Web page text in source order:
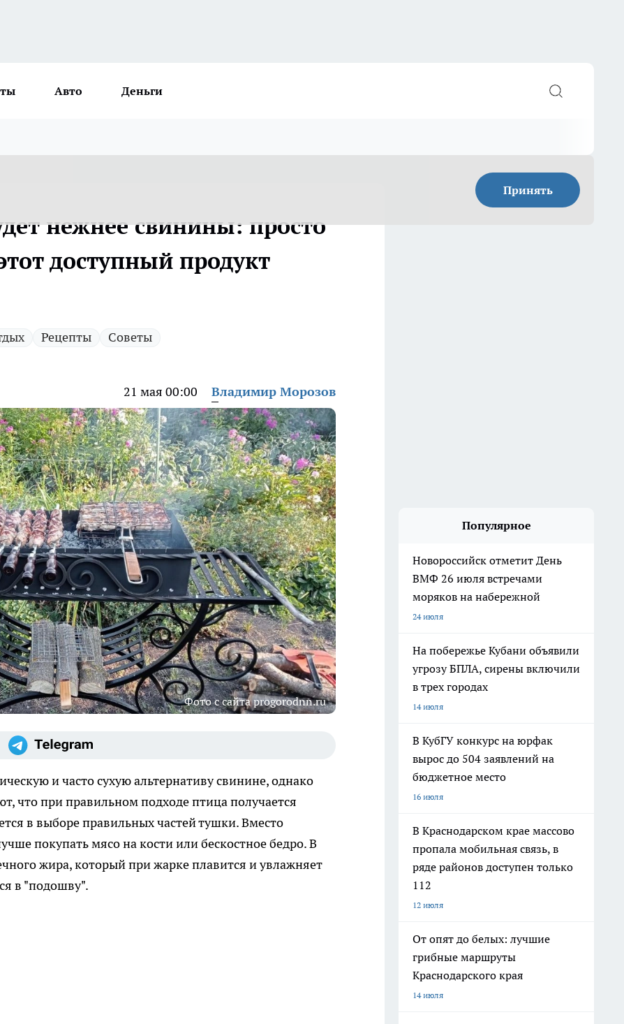
Авто Деньги
Принять
нежнее свинины: просто
доступный продукт
Рецепты Советы
21 мая 00:00 Владимир Морозов
Фото с сайта progorodnn.ru
и часто сухую альтернативу свинине, однако
что при правильном подходе птица получается
в выборе правильных частей тушки. Вместо
покупать мясо на кости или бескостное бедро. В
жира, который при жарке плавится и увлажняет
в "подошву".
Популярное
Новороссийск отметит День
ВМФ 26 июля встречами
моряков на набережной
24 июля
На побережье Кубани объявили
угрозу БПЛА, сирены включили
в трех городах
14 июля
В КубГУ конкурс на юрфак
вырос до 504 заявлений на
бюджетное место
16 июля
В Краснодарском крае массово
пропала мобильная связь, в
ряде районов доступен только
112
12 июля
От опят до белых: лучшие
грибные маршруты
Краснодарского края
14 июля